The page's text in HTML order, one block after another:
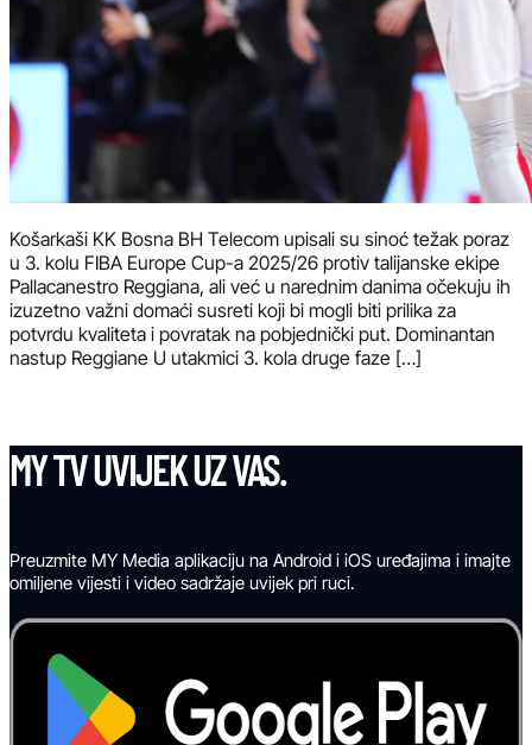
Košarkaši KK Bosna BH Telecom upisali su sinoć težak poraz
u 3. kolu FIBA Europe Cup-a 2025/26 protiv talijanske ekipe
Pallacanestro Reggiana, ali već u narednim danima očekuju ih
izuzetno važni domaći susreti koji bi mogli biti prilika za
potvrdu kvaliteta i povratak na pobjednički put. Dominantan
nastup Reggiane U utakmici 3. kola druge faze […]
MY TV UVIJEK UZ VAS.
Preuzmite MY Media aplikaciju na Android i iOS uređajima i imajte
omiljene vijesti i video sadržaje uvijek pri ruci.